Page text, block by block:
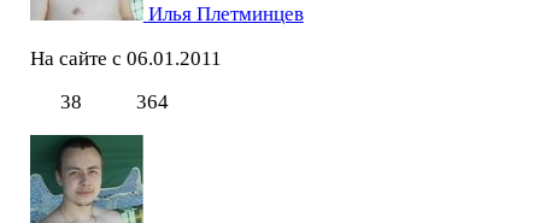
Илья Плетминцев
На сайте с 06.01.2011
38
364